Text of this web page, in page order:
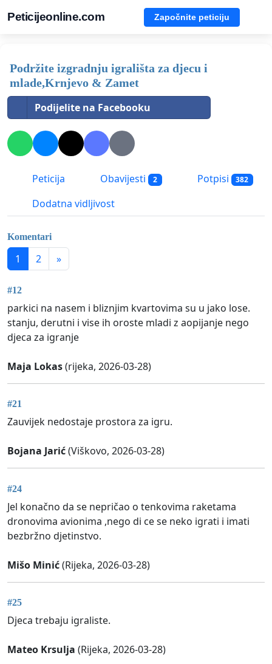
Peticijeonline.com Započnite peticiju
Podržite izgradnju igrališta za djecu i
mlade,Krnjevo & Zamet
Podijelite na Facebooku
Peticija Obavijesti 2 Potpisi 382
Dodatna vidljivost
Komentari
1 2 »
#12
parkici na nasem i bliznjim kvartovima su u jako lose.
stanju, derutni i vise ih oroste mladi z aopijanje nego
djeca za igranje
Maja Lokas(rijeka, 2026-03-28)
#21
Zauvijek nedostaje prostora za igru.
Bojana Jarić(Viškovo, 2026-03-28)
#24
Jel konačno da se nepričao o tenkovima raketama
dronovima avionima ,nego di ce se neko igrati i imati
bezbržno djetinstvo.
Mišo Minić(Rijeka, 2026-03-28)
#25
Djeca trebaju igraliste.
Mateo Krsulja (Rijeka, 2026-03-28)